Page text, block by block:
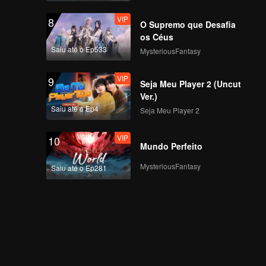
8
Saiu até o Ep533
VIP
O Supremo que Desafia
os Céus
MysteriousFantasy
9
Saiu até o Ep4
VIP
Seja Meu Player 2 (Uncut
Ver.)
Seja Meu Player 2
10
Saiu até o Ep281
VIP
Mundo Perfeito
MysteriousFantasy